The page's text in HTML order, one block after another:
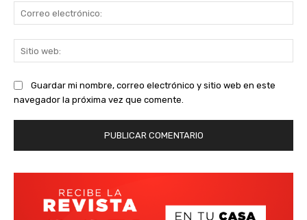
Guardar mi nombre, correo electrónico y sitio web en este
navegador la próxima vez que comente.